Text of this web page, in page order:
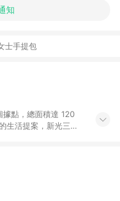
知
士手提包
據點，總面積達 120
生活提案，新光三越
為人們帶來更愉悅美